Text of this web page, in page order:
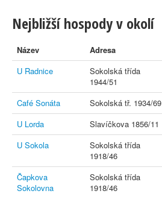
Nejbližší hospody v okolí
Název Adresa
U Radnice
Sokolská třída
1944/51
Café Sonáta Sokolská tř. 1934/69
U Lorda
Slavíčkova 1856/11
U Sokola
Sokolská třída
1918/46
Čapkova
Sokolovna
Sokolská třída
1918/46